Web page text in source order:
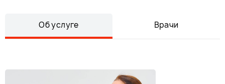
Об услуге Врачи